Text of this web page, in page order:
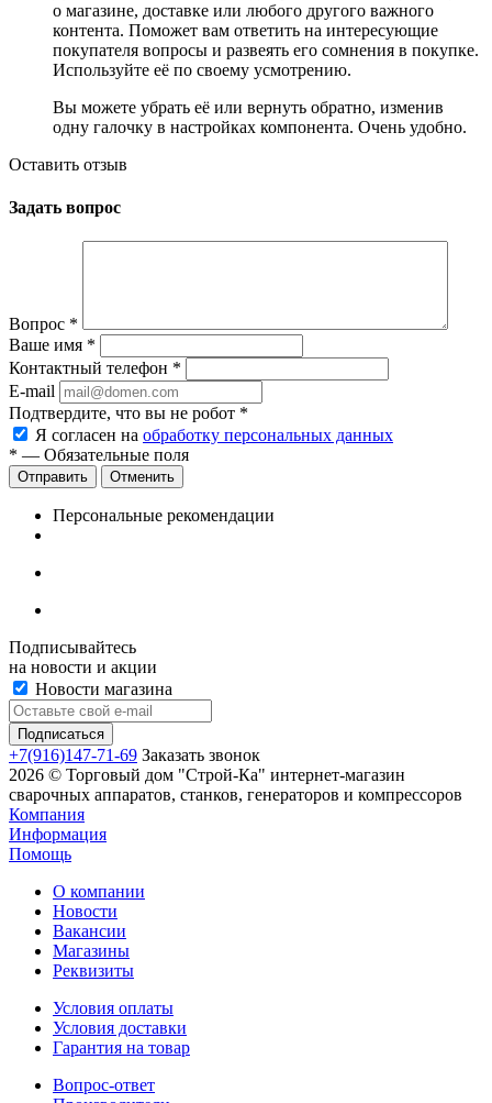
о магазине, доставке или любого другого важного
контента. Поможет вам ответить на интересующие
покупателя вопросы и развеять его сомнения в покупке.
Используйте её по своему усмотрению.
Вы можете убрать её или вернуть обратно, изменив
одну галочку в настройках компонента. Очень удобно.
Оставить отзыв
Задать вопрос
Вопрос *
Ваше имя *
Контактный телефон *
E-mail
Подтвердите, что вы не робот *
Я согласен на обработку персональных данных
* — Обязательные поля
Отменить
Персональные рекомендации
Подписывайтесь
на новости и акции
Новости магазина
+7(916)147-71-69 Заказать звонок
2026 © Торговый дом "Строй-Ка" интернет-магазин
сварочных аппаратов, станков, генераторов и компрессоров
Компания
Информация
Помощь
О компании
Новости
Вакансии
Магазины
Реквизиты
Условия оплаты
Условия доставки
Гарантия на товар
Вопрос-ответ